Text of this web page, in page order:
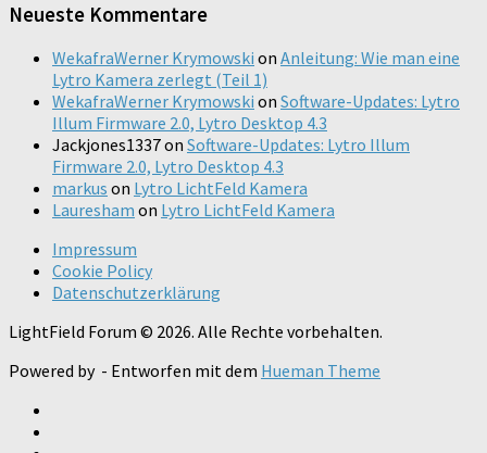
Neueste Kommentare
WekafraWerner Krymowski on Anleitung: Wie man eine
Lytro Kamera zerlegt (Teil 1)
WekafraWerner Krymowski on Software-Updates: Lytro
Illum Firmware 2.0, Lytro Desktop 4.3
Jackjones1337on Software-Updates: Lytro Illum
Firmware 2.0, Lytro Desktop 4.3
markus on Lytro LichtFeld Kamera
Lauresham on Lytro LichtFeld Kamera
Impressum
Cookie Policy
Datenschutzerklärung
LightField Forum © 2026. Alle Rechte vorbehalten.
Powered by - Entworfen mit dem Hueman Theme